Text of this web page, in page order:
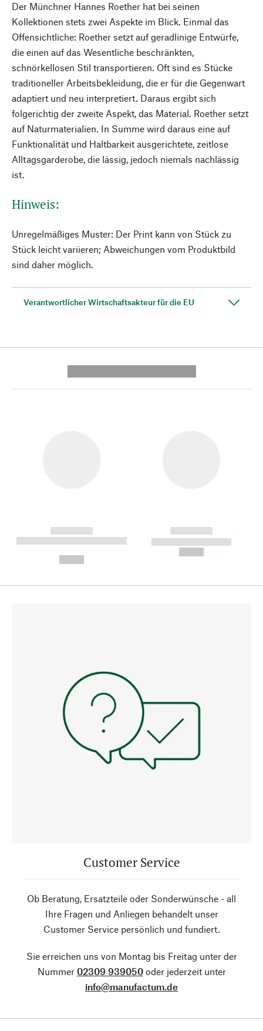
Der Münchner Hannes Roether hat bei seinen
Kollektionen stets zwei Aspekte im Blick. Einmal das
Offensichtliche: Roether setzt auf geradlinige Entwürfe,
die einen auf das Wesentliche beschränkten,
schnörkellosen Stil transportieren. Oft sind es Stücke
traditioneller Arbeitsbekleidung, die er für die Gegenwart
adaptiert und neu interpretiert. Daraus ergibt sich
folgerichtig der zweite Aspekt, das Material. Roether setzt
auf Naturmaterialien. In Summe wird daraus eine auf
Funktionalität und Haltbarkeit ausgerichtete, zeitlose
Alltagsgarderobe, die lässig, jedoch niemals nachlässig
ist.
Hinweis:
Unregelmäßiges Muster: Der Print kann von Stück zu
Stück leicht variieren; Abweichungen vom Produktbild
sind daher möglich.
Verantwortlicher Wirtschaftsakteur für die EU
------------
----------- ----------- --------
------------
----------- -----------
Customer Service
Ob Beratung, Ersatzteile oder Sonderwünsche - all
Ihre Fragen und Anliegen behandelt unser
Customer Service persönlich und fundiert.
Sie erreichen uns von Montag bis Freitag unter der
Nummer 02309 939050oder jederzeit unter
info@manufactum.de